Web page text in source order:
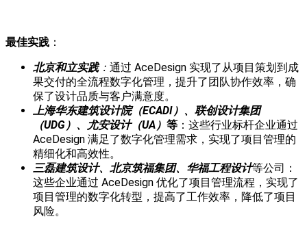
最佳实践 ：
北京和立实践： 通过 AceDesign 实现了从项目策划到成
果交付的全流程数字化管理，提升了团队协作效率，确
保了设计品质与客户满意度。
上海华东建筑设计院（ECADI）、联创设计集团
（UDG）、尤安设计（UA） 等 ：这些行业标杆企业通过
AceDesign 满足了数字化管理需求，实现了项目管理的
精细化和高效性。
三磊建筑设计、北京筑福集团、华福工程设计等公司：
这些企业通过 AceDesign 优化了项目管理流程，实现了
项目管理的数字化转型，提高了工作效率，降低了项目
风险。